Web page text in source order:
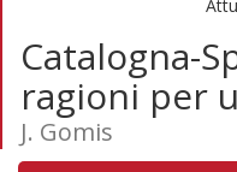
Catalogna-
ragioni per
J. Gomis